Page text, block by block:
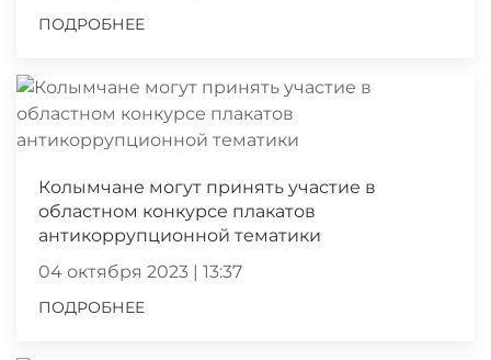
ПОДРОБНЕЕ
Колымчане могут принять участие в
областном конкурсе плакатов
антикоррупционной тематики
04 октября 2023 | 13:37
ПОДРОБНЕЕ